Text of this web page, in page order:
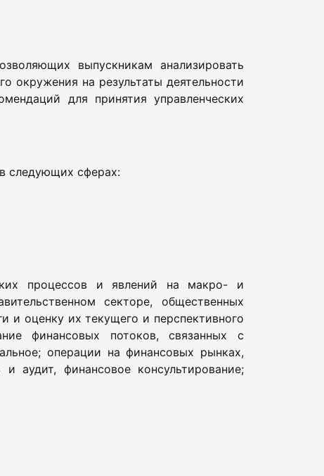
выпускникам анализировать
окружения на результаты деятельности
для принятия управленческих
следующих сферах:
процессов и явлений на макро- и
секторе, общественных
и оценку их текущего и перспективного
финансовых потоков, связанных с
операции на финансовых рынках,
аудит, финансовое консультирование;